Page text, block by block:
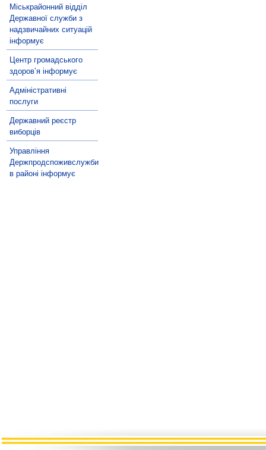
Міськрайонний відділ
Державної служби з
надзвичайних ситуацій
інформує
Центр громадського
здоров’я інформує
Адміністративні
послуги
Державний реєстр
виборців
Управління
Держпродспоживслужби
в районі інформує